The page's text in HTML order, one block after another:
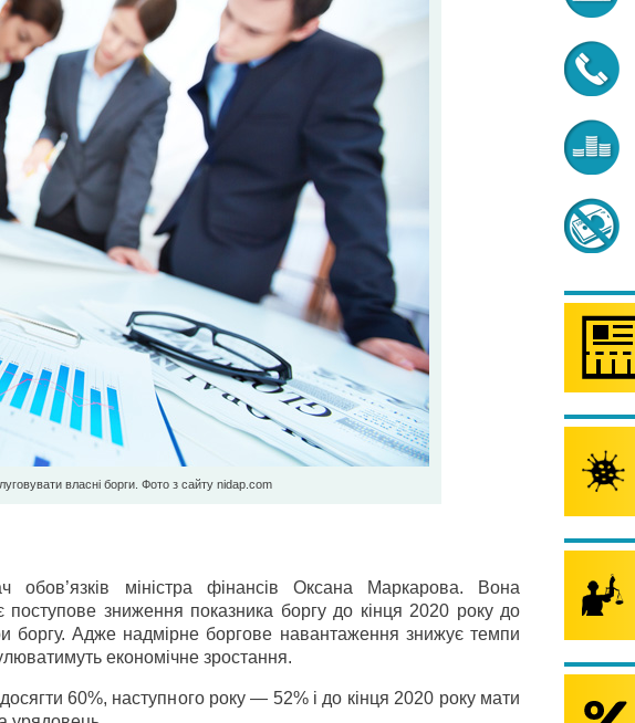
власні борги. Фото з сайту nidap.com
обов’язків міністра фінансів Оксана Маркарова. Вона
зниження показника боргу до кінця 2020 року до
боргу. Адже надмірне боргове навантаження знижує темпи
економічне зростання.
60%, наступного року — 52% і до кінця 2020 року мати